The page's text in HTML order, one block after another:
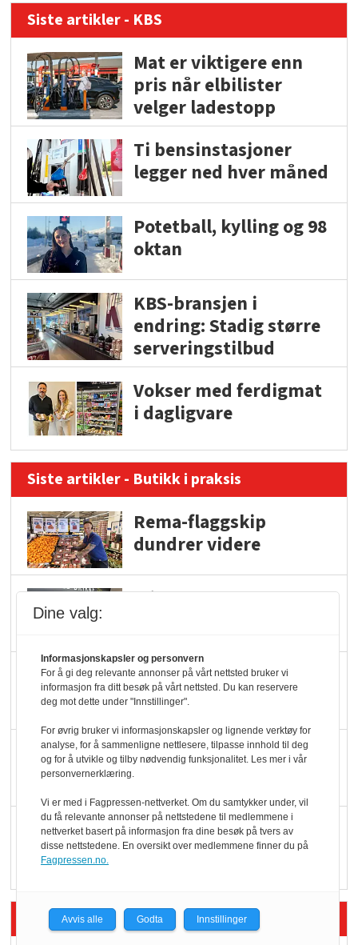
Siste artikler - KBS
Mat er viktigere enn
pris når elbilister
velger ladestopp
Ti bensinstasjoner
legger ned hver måned
Potetball, kylling og 98
oktan
KBS-bransjen i
endring: Stadig større
serveringstilbud
Vokser med ferdigmat
i dagligvare
Siste artikler - Butikk i praksis
Rema-flaggskip
dundrer videre
Slik opprettholdes
Færre varer, men fulle
hyller
KI lager mat i butikken
Q passerte 1 milliard i
Rema i 2025
Siste artikler - Økologisk
Dine valg:
Informasjonskapsler og personvern
For å gi deg relevante annonser på vårt nettsted bruker vi
informasjon fra ditt besøk på vårt nettsted. Du kan reservere
deg mot dette under "Innstillinger".
For øvrig bruker vi informasjonskapsler og lignende verktøy for
analyse, for å sammenligne nettlesere, tilpasse innhold til deg
og for å utvikle og tilby nødvendig funksjonalitet. Les mer i vår
personvernerklæring.
Vi er med i Fagpressen-nettverket. Om du samtykker under, vil
du få relevante annonser på nettstedene til medlemmene i
nettverket basert på informasjon fra dine besøk på tvers av
disse nettstedene. En oversikt over medlemmene finner du på
Fagpressen.no.
Avvis alle Godta Innstillinger